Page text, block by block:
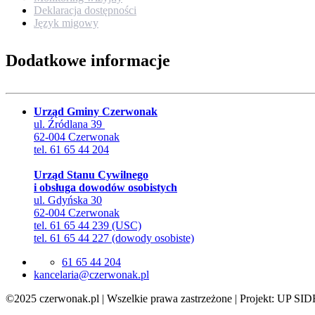
Deklaracja dostępności
Język migowy
Dodatkowe informacje
Urząd Gminy Czerwonak
ul. Źródlana 39
62-004 Czerwonak
tel. 61 65 44 204
Urząd Stanu Cywilnego
i obsługa dowodów osobistych
ul. Gdyńska 30
62-004 Czerwonak
tel. 61 65 44 239 (USC)
tel. 61 65 44 227 (dowody osobiste)
61 65 44 204
lp.kanowrezc@airalecnak
©2025 czerwonak.pl | Wszelkie prawa zastrzeżone | Projekt: UP